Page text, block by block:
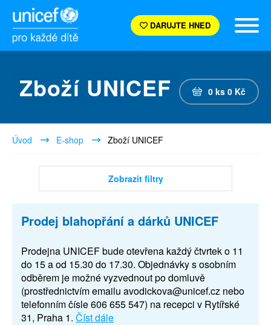
DARUJTE HNED
Zboží UNICEF 0 ks 0 Kč
Úvod E-shop Zboží UNICEF
Zobrazit filtry
Prodej blahopřání a dárků UNICEF
Prodejna UNICEF bude otevřena každý čtvrtek o 11
do 15 a od 15.30 do 17.30. Objednávky s osobním
odběrem je možné vyzvednout po domluvě
(prostřednictvím emailu avodickova@unicef.cz nebo
telefonním čísle 606 655 547) na recepci v Rytířské
31, Praha 1. Číst dále